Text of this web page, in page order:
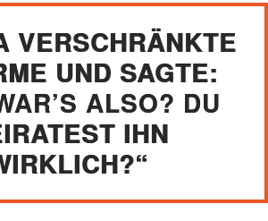
VERSCHRÄNKTE
UND SAGTE:
ALSO? DU
IHN